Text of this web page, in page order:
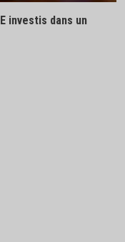
investis dans un